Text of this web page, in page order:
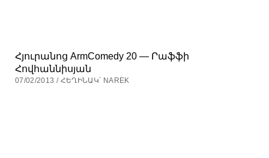
Հյուրանոց ArmComedy 20 — Րաֆֆի
Հովհաննիսյան
07/02/2013 / ՀԵՂԻՆԱԿ՝ NAREK